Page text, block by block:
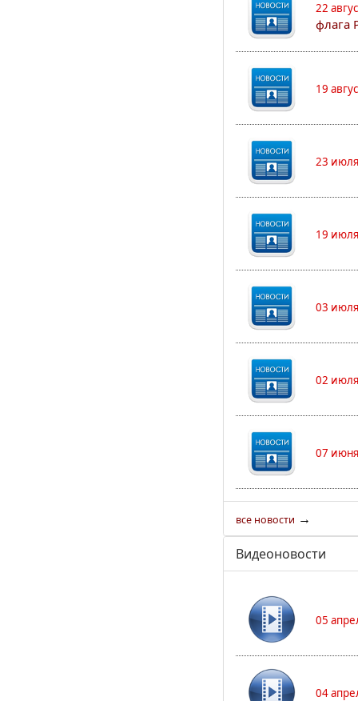
22
флага
19
23
19
03
02
07
все новости →
Видеоновости
05
04